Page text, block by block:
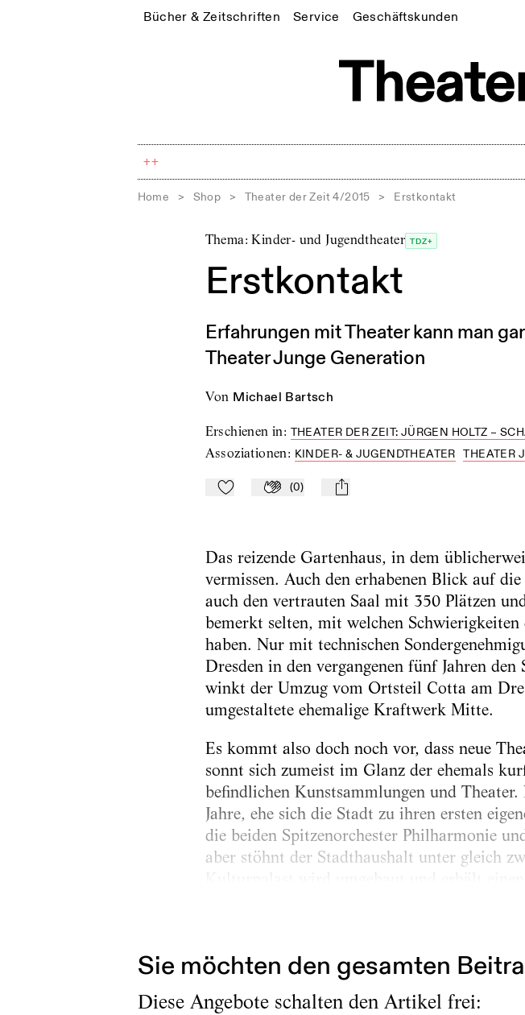
Bücher & Zeitschriften Service Geschäftskunden
++
Home > Shop > Theater der Zeit 4/2015 > Erstkontakt
Thema: Kinder- und Jugendtheater TDZ+
Erstkontakt
Erfahrungen mit Theater kann man
Theater Junge Generation
von Michael Bartsch
Erschienen in: THEATER DER ZEIT: JÜRGEN HOLTZ –
Assoziationen: KINDER- & JUGENDTHEATER THEATER
Zu Mein-TdZ hinzufügen
Applaudieren
(0) mail
Das reizende Gartenhaus, in dem
vermissen. Auch den erhabenen Blick auf
auch den vertrauten Saal mit 350 Plätzen
bemerkt selten, mit welchen
haben. Nur mit technischen
Dresden in den vergangenen fünf Jahren
winkt der Umzug vom Ortsteil Cotta am
umgestaltete ehemalige Kraftwerk Mitte.
Es kommt also doch noch vor, dass neue
sonnt sich zumeist im Glanz der ehemals
befindlichen Kunstsammlungen und
Jahre, ehe sich die Stadt zu ihren ersten
die beiden Spitzenorchester Philharmonie
aber stöhnt der Stadthaushalt unter gleich
Sie möchten den gesamten
Diese Angebote schalten den Artikel frei: